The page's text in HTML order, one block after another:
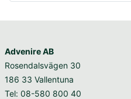
Advenire AB
Rosendalsvägen 30
186 33 Vallentuna
Tel: 08-580 800 40